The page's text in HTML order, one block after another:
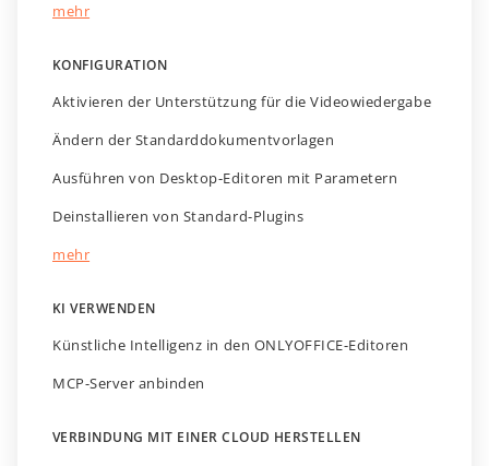
mehr
KONFIGURATION
Aktivieren der Unterstützung für die Videowiedergabe
Ändern der Standarddokumentvorlagen
Ausführen von Desktop-Editoren mit Parametern
Deinstallieren von Standard-Plugins
mehr
KI VERWENDEN
Künstliche Intelligenz in den ONLYOFFICE-Editoren
MCP-Server anbinden
VERBINDUNG MIT EINER CLOUD HERSTELLEN